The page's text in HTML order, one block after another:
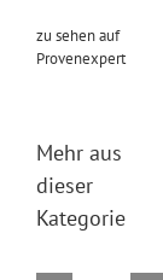
zu sehen auf
Provenexpert
Mehr aus
dieser
Kategorie